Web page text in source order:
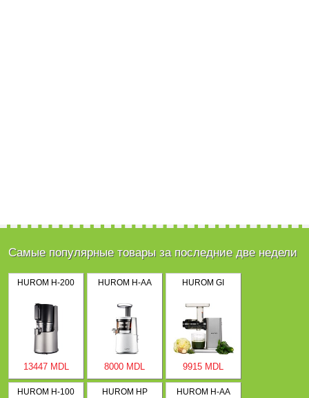
Самые популярные товары за последние две недели
HUROM H-200
13447 MDL
HUROM H-AA
8000 MDL
HUROM GI
9915 MDL
HUROM H-100 HUROM HP HUROM H-AA